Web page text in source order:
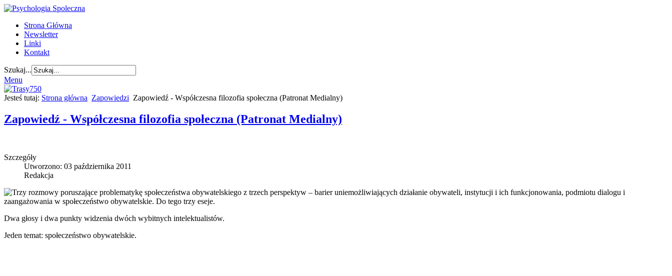
Strona Główna
Newsletter
Linki
Kontakt
Szukaj...
Menu
Jesteś tutaj: Strona główna Zapowiedzi Zapowiedź - Współczesna filozofia społeczna (Patronat Medialny)
Zapowiedź - Współczesna filozofia społeczna (Patronat Medialny)
Szczegóły
Utworzono: 03 października 2011
Redakcja
Trzy rozmowy poruszające problematykę społeczeństwa obywatelskiego z trzech perspektyw – barier uniemożliwiających działanie obywateli, instytucji i ich funkcjonowania, podmiotu dialogu i
zaangażowania w społeczeństwo obywatelskie. Do tego trzy eseje.
Dwa głosy i dwa punkty widzenia dwóch wybitnych intelektualistów.
Jeden temat: społeczeństwo obywatelskie.